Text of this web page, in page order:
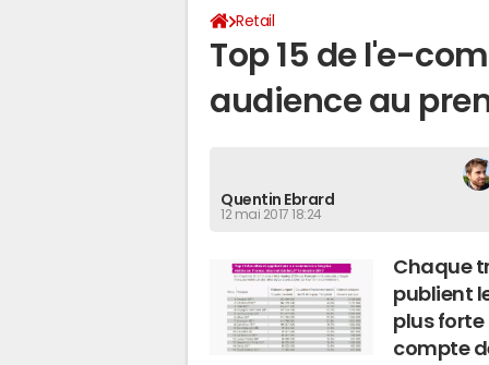
Retail
Top 15 de l'e-
audience au
Quentin Ebrard
12 mai 2017 18:24
Chaque
publient
plus forte
compte